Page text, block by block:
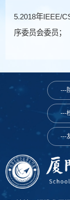
5.2018年IEEE/
序委员会委员；
---
---
---